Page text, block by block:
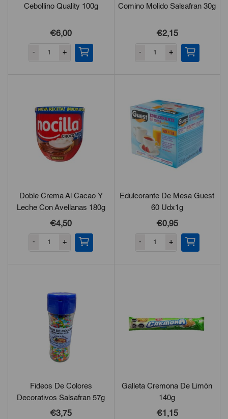
Cebollino Quality 100g
€6,00
- +
Comino Molido Salsafran 30g
€2,15
- +
Doble Crema Al Cacao Y
Leche Con Avellanas 180g
€4,50
- +
Edulcorante De Mesa Guest
60 Udx1g
€0,95
- +
Fideos De Colores
Decorativos Salsafran 57g
€3,75
Galleta Cremona De Limón
140g
€1,15